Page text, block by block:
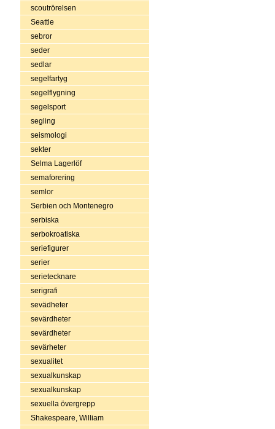
scoutrörelsen
Seattle
sebror
seder
sedlar
segelfartyg
segelflygning
segelsport
segling
seismologi
sekter
Selma Lagerlöf
semaforering
semlor
Serbien och Montenegro
serbiska
serbokroatiska
seriefigurer
serier
serietecknare
serigrafi
sevädheter
sevärdheter
sevärdheter
sevärheter
sexualitet
sexualkunskap
sexualkunskap
sexuella övergrepp
Shakespeare, William